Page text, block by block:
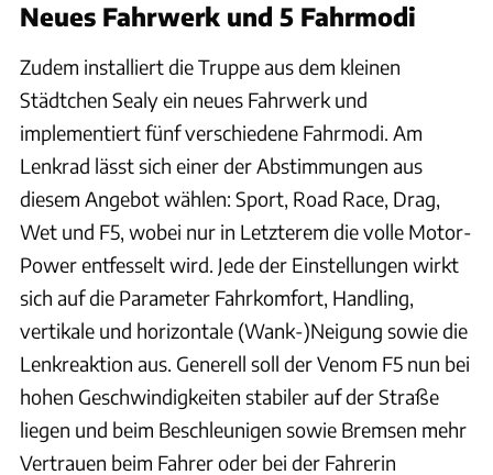
Neues Fahrwerk und 5 Fahrmodi
Zudem installiert die Truppe aus dem kleinen
Städtchen Sealy ein neues Fahrwerk und
implementiert fünf verschiedene Fahrmodi. Am
Lenkrad lässt sich einer der Abstimmungen aus
diesem Angebot wählen: Sport, Road Race, Drag,
Wet und F5, wobei nur in Letzterem die volle Motor-
Power entfesselt wird. Jede der Einstellungen wirkt
sich auf die Parameter Fahrkomfort, Handling,
vertikale und horizontale (Wank-)Neigung sowie die
Lenkreaktion aus. Generell soll der Venom F5 nun bei
hohen Geschwindigkeiten stabiler auf der Straße
liegen und beim Beschleunigen sowie Bremsen mehr
Vertrauen beim Fahrer oder bei der Fahrerin